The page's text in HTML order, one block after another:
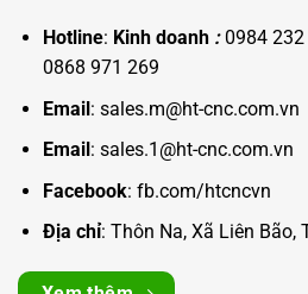
Hotline: Kinh doanh :0984 232
0868 971 269
Email: sales.m@ht-cnc.com.vn
Email: sales.1@ht-cnc.com.vn
Facebook: fb.com/htcncvn
Địa chỉ: Thôn Na, Xã Liên Bão,